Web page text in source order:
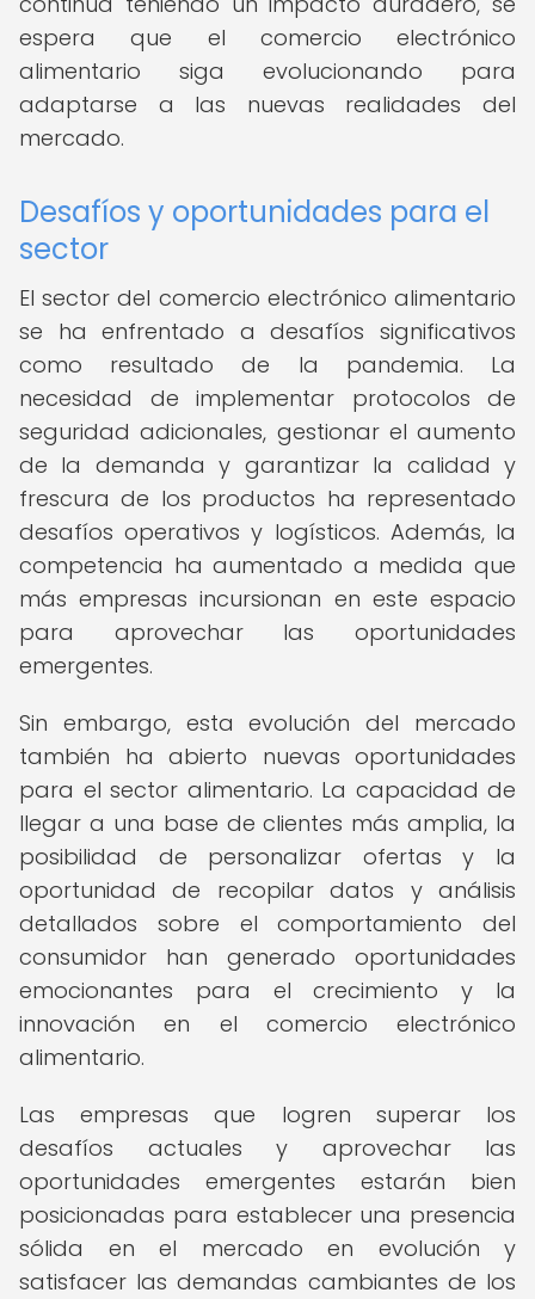
espera que el comercio electrónico
alimentario siga evolucionando para
adaptarse a las nuevas realidades del
mercado.
Desafíos y oportunidades para el
sector
El sector del comercio electrónico alimentario
se ha enfrentado a desafíos significativos
como resultado de la pandemia. La
necesidad de implementar protocolos de
seguridad adicionales, gestionar el aumento
de la demanda y garantizar la calidad y
frescura de los productos ha representado
desafíos operativos y logísticos. Además, la
competencia ha aumentado a medida que
más empresas incursionan en este espacio
para aprovechar las oportunidades
emergentes.
Sin embargo, esta evolución del mercado
también ha abierto nuevas oportunidades
para el sector alimentario. La capacidad de
llegar a una base de clientes más amplia, la
posibilidad de personalizar ofertas y la
oportunidad de recopilar datos y análisis
detallados sobre el comportamiento del
consumidor han generado oportunidades
emocionantes para el crecimiento y la
innovación en el comercio electrónico
alimentario.
Las empresas que logren superar los
desafíos actuales y aprovechar las
oportunidades emergentes estarán bien
posicionadas para establecer una presencia
sólida en el mercado en evolución y
satisfacer las demandas cambiantes de los